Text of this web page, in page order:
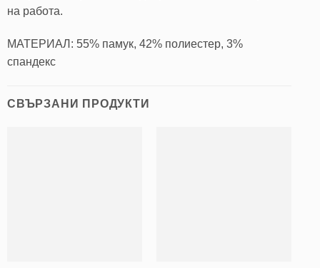
на работа.
МАТЕРИАЛ: 55% памук, 42% полиестер, 3%
спандекс
СВЪРЗАНИ ПРОДУКТИ